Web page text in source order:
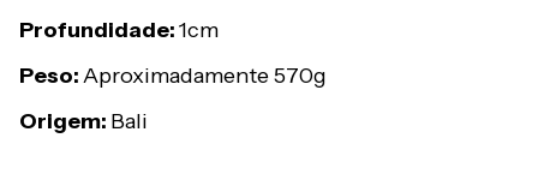
Profundidade:1cm
Peso:Aproximadamente 570g
Origem: Bali